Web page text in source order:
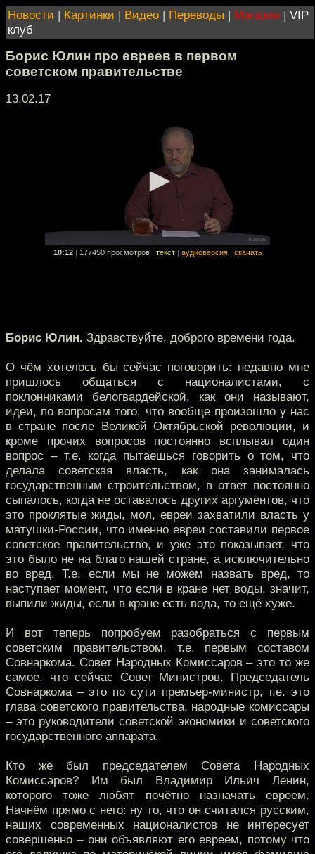
Новости | Картинки | Видео | Переводы | Магазин | VIP
клуб
Борис Юлин про евреев в первом
советском правительстве
13.02.17
10:12 177450 просмотров текст аудиоверсия скачать
Борис Юлин. Здравствуйте, доброго времени года.
О чём хотелось бы сейчас поговорить: недавно мне
пришлось общаться с националистами, с
поклонниками белогвардейской, как они называют,
идеи, по вопросам того, что вообще произошло у нас
в стране после Великой Октябрьской революции, и
кроме прочих вопросов постоянно всплывал один
вопрос – т.е. когда пытаешься говорить о том, что
делала советская власть, как она занималась
государственным строительством, в ответ постоянно
сыпалось, когда не оставалось других аргументов, что
это проклятые жиды, мол, евреи захватили власть у
матушки-России, что именно евреи составили первое
советское правительство, и уже это показывает, что
это было не на благо нашей стране, а исключительно
во вред. Т.е. если мы не можем назвать вред, то
наступает момент, что если в кране нет воды, значит,
выпили жиды, если в кране есть вода, то ещё хуже.
И вот теперь попробуем разобраться с первым
советским правительством, т.е. первым составом
Совнаркома. Совет Народных Комиссаров – это то же
самое, что сейчас Совет Министров. Председатель
Совнаркома – это по сути премьер-министр, т.е. это
глава советского правительства, народные комиссары
– это руководители советской экономики и советского
государственного аппарата.
Кто же был председателем Совета Народных
Комиссаров? Им был Владимир Ильич Ленин,
которого тоже любят почётно назначать евреем.
Начнём прямо с него: ну то, что он считался русским,
наших современных националистов не интересует
совершенно – они объявляют его евреем, потому что